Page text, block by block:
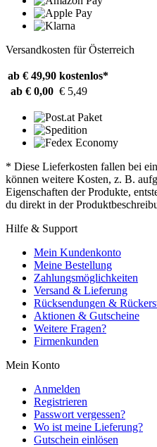
Versandkosten für Österreich
ab € 49,90 kostenlos*
ab € 0,00 € 5,49
* Diese Lieferkosten fallen bei
können weitere Kosten, z. B.
Eigenschaften der Produkte,
du direkt in der
Hilfe & Support
Mein Kundenkonto
Meine Bestellung
Zahlungsmöglichkeiten
Versand & Lieferung
Rücksendungen &
Aktionen & Gutscheine
Weitere Fragen?
Firmenkunden
Mein Konto
Anmelden
Registrieren
Passwort vergessen?
Wo ist meine Lieferung?
Gutschein einlösen